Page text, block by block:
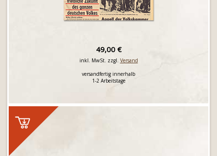
49,00 €
inkl. MwSt. zzgl. Versand
versandfertig innerhalb
1-2 Arbeitstage